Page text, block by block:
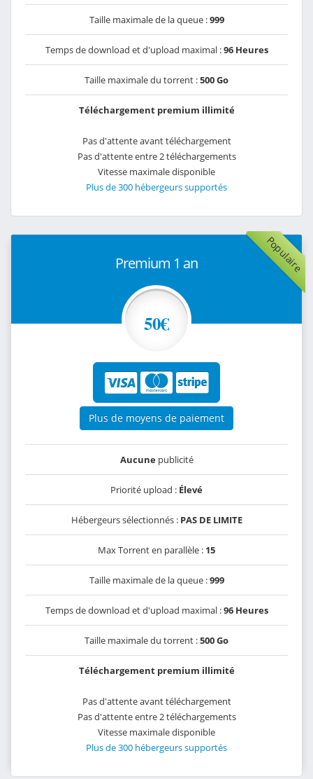
Taille maximale de la queue :999
Temps de download et d'upload maximal :96 Heures
Taille maximale du torrent :500 Go
Téléchargement premium illimité
Pas d'attente avant téléchargement
Pas d'attente entre 2 téléchargements
Vitesse maximale disponible
Plus de 300 hébergeurs supportés
Populaire
Premium 1 an
50€
Plus de moyens de paiement
Aucunepublicité
Priorité upload : Élevé
Hébergeurs sélectionnés : PAS DE LIMITE
Max Torrent en parallèle : 15
Taille maximale de la queue :999
Temps de download et d'upload maximal :96 Heures
Taille maximale du torrent :500 Go
Téléchargement premium illimité
Pas d'attente avant téléchargement
Pas d'attente entre 2 téléchargements
Vitesse maximale disponible
Plus de 300 hébergeurs supportés